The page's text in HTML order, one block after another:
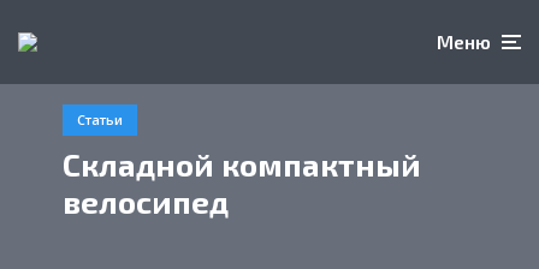
Меню
Статьи
Складной компактный
велосипед